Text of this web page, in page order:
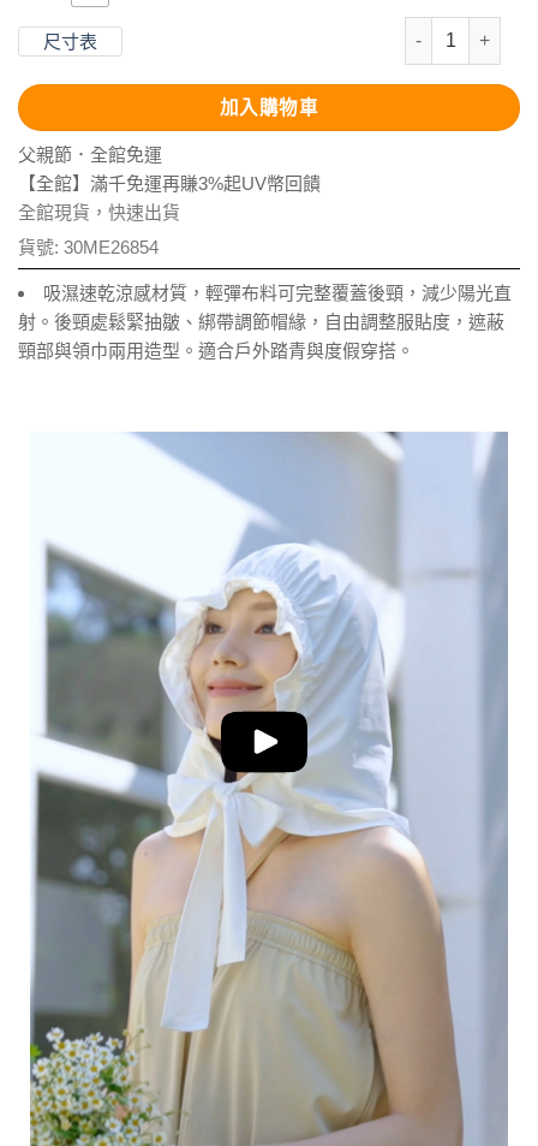
尺寸表
抗UV-Suptex
加入購物車
父親節．全館免運
【全館】滿千免運再賺3%起UV幣回饋
全館現貨，快速出貨
貨號: 30ME26854
吸濕速乾涼感材質，輕彈布料可完整覆蓋後頸，減少陽光直
射。後頸處鬆緊抽皺、綁帶調節帽緣，自由調整服貼度，遮蔽
頸部與領巾兩用造型。適合戶外踏青與度假穿搭。